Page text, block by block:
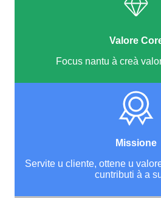
Valore
Focus nantu à creà
Missione
Servite u cliente, ottene u
cuntributi à a